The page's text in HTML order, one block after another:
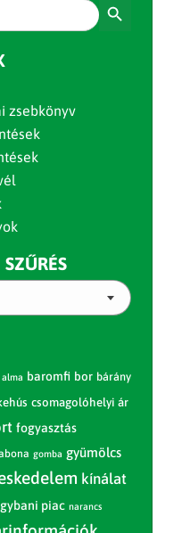
zsebkönyv
alma baromfi bor bárány
csomagolóhelyi ár
fogyasztás
gomba gyümölcs
kínálat
piac narancs